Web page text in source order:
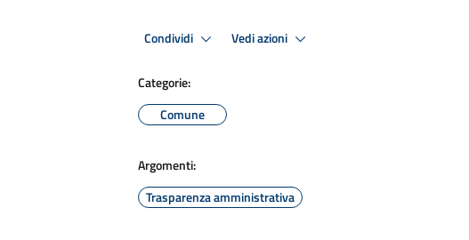
Condividi Vedi azioni
Categorie:
Comune
Argomenti:
Trasparenza amministrativa